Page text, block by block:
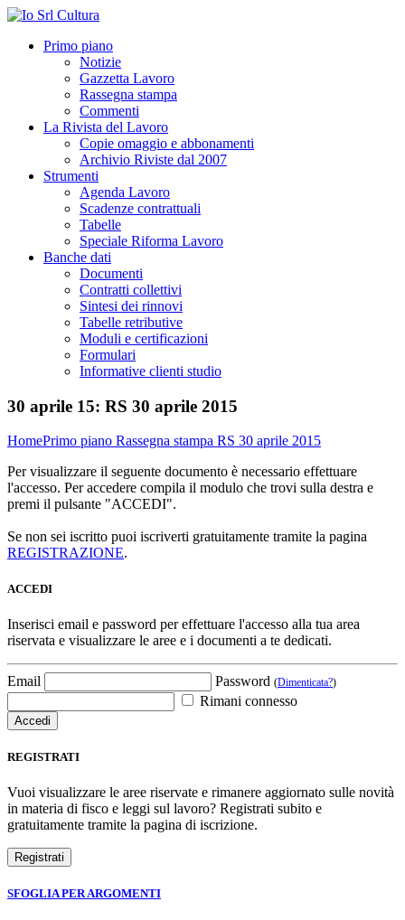
Primo piano
Notizie
Gazzetta Lavoro
Rassegna stampa
Commenti
La Rivista del Lavoro
Copie omaggio e abbonamenti
Archivio Riviste dal 2007
Strumenti
Agenda Lavoro
Scadenze contrattuali
Tabelle
Speciale Riforma Lavoro
Banche dati
Documenti
Contratti collettivi
Sintesi dei rinnovi
Tabelle retributive
Moduli e certificazioni
Formulari
Informative clienti studio
30 aprile 15: RS 30 aprile 2015
HomePrimo piano Rassegna stampa RS 30 aprile 2015
Per visualizzare il seguente documento è necessario effettuare
l'accesso. Per accedere compila il modulo che trovi sulla destra e
premi il pulsante "ACCEDI".
Se non sei iscritto puoi iscriverti gratuitamente tramite la pagina
REGISTRAZIONE.
ACCEDI
Inserisci email e password per effettuare l'accesso alla tua area
riservata e visualizzare le aree e i documenti a te dedicati.
Email Password (Dimenticata?)
Rimani connesso
REGISTRATI
Vuoi visualizzare le aree riservate e rimanere aggiornato sulle novità
in materia di fisco e leggi sul lavoro? Registrati subito e
gratuitamente tramite la pagina di iscrizione.
SFOGLIA PER ARGOMENTI